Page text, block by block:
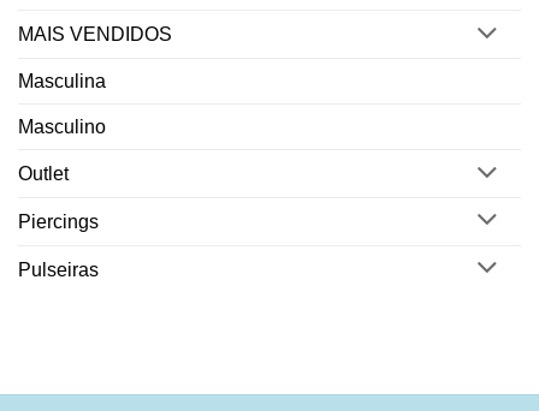
MAIS VENDIDOS
Masculina
Masculino
Outlet
Piercings
Pulseiras